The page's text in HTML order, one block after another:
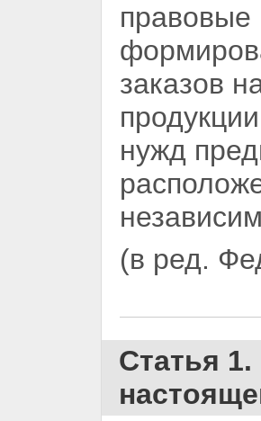
правовые
заказов
нужд
(в ред.
Статья